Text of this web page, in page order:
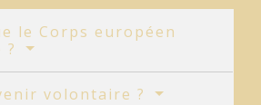
le Corps européen
volontaire ?